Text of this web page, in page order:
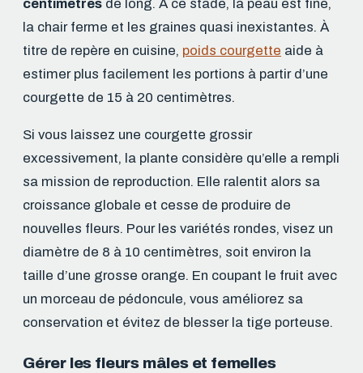
centimètres de long. À ce stade, la peau est fine,
la chair ferme et les graines quasi inexistantes. À
titre de repère en cuisine, poids courgette aide à
estimer plus facilement les portions à partir d’une
courgette de 15 à 20 centimètres.
Si vous laissez une courgette grossir
excessivement, la plante considère qu’elle a rempli
sa mission de reproduction. Elle ralentit alors sa
croissance globale et cesse de produire de
nouvelles fleurs. Pour les variétés rondes, visez un
diamètre de 8 à 10 centimètres, soit environ la
taille d’une grosse orange. En coupant le fruit avec
un morceau de pédoncule, vous améliorez sa
conservation et évitez de blesser la tige porteuse.
Gérer les fleurs mâles et femelles